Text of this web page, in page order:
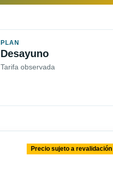
PLAN
Desayuno
Tarifa observada
Precio sujeto a revalidación